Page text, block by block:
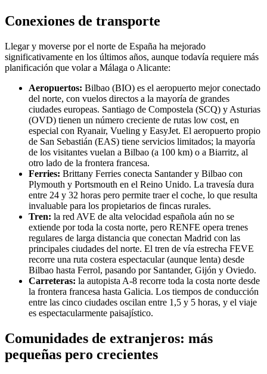
Conexiones de transporte
Llegar y moverse por el norte de España ha mejorado
significativamente en los últimos años, aunque todavía requiere más
planificación que volar a Málaga o Alicante:
Aeropuertos: Bilbao (BIO) es el aeropuerto mejor conectado
del norte, con vuelos directos a la mayoría de grandes
ciudades europeas. Santiago de Compostela (SCQ) y Asturias
(OVD) tienen un número creciente de rutas low cost, en
especial con Ryanair, Vueling y EasyJet. El aeropuerto propio
de San Sebastián (EAS) tiene servicios limitados; la mayoría
de los visitantes vuelan a Bilbao (a 100 km) o a Biarritz, al
otro lado de la frontera francesa.
Ferries: Brittany Ferries conecta Santander y Bilbao con
Plymouth y Portsmouth en el Reino Unido. La travesía dura
entre 24 y 32 horas pero permite traer el coche, lo que resulta
invaluable para los propietarios de fincas rurales.
Tren: la red AVE de alta velocidad española aún no se
extiende por toda la costa norte, pero RENFE opera trenes
regulares de larga distancia que conectan Madrid con las
principales ciudades del norte. El tren de vía estrecha FEVE
recorre una ruta costera espectacular (aunque lenta) desde
Bilbao hasta Ferrol, pasando por Santander, Gijón y Oviedo.
Carreteras: la autopista A-8 recorre toda la costa norte desde
la frontera francesa hasta Galicia. Los tiempos de conducción
entre las cinco ciudades oscilan entre 1,5 y 5 horas, y el viaje
es espectacularmente paisajístico.
Comunidades de extranjeros: más
pequeñas pero crecientes